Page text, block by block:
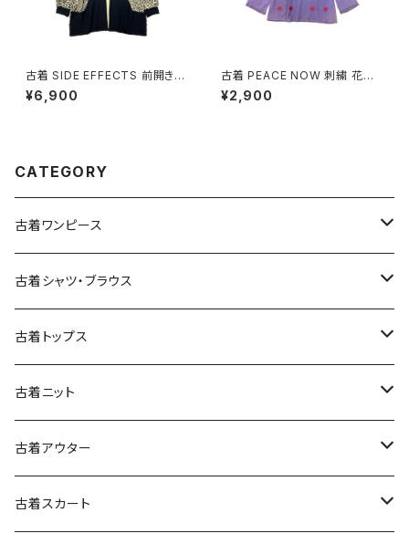
古着 SIDE EFFECTS 前開き
総柄 レオパード柄 長袖 ニット
アウター ベージュ (ttu250905
¥6,900
古着 PEACE NOW 刺繍 花柄
コットン 長袖 ブラウス 紫 (ttu2
501035)
¥2,900
CATEGORY
古着ワンピース
古着長袖ワンピース
古着半袖ワンピース
古着ノースリーブワンピース
古着キャミソールワンピース
古着ベアトップワンピース
古着シャツ・ブラウス
古着長袖シャツ・ブラウス
古着半袖シャツ・ブラウス
古着ノースリーブシャツ・ブラウス
古着トップス
古着スウェット&パーカー
古着スウェット
古着パーカー
古着プルオーバー
古着長袖プルオーバー
古着Ｔシャツ
古着ニット
古着セーター
古着カーディガン
古着アウター
古着ライトジャケット
古着スカート